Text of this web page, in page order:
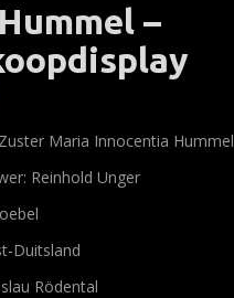
–
Maria Innocentia Hummel
Reinhold Unger
Duitsland
Rödental